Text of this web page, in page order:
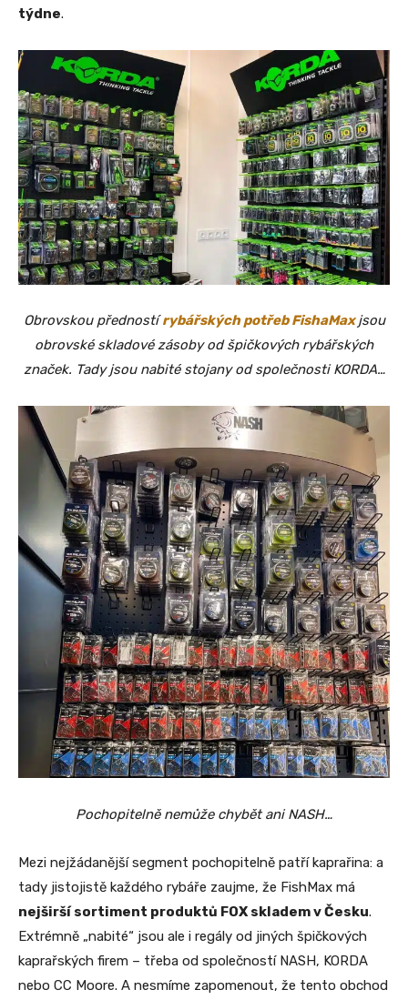
týdne.
Obrovskou přednostírybářských potřeb FishaMax jsou
obrovské skladové zásoby od špičkových rybářských
značek. Tady jsou nabité stojany od společnosti KORDA…
Pochopitelně nemůže chybět ani NASH…
Mezi nejžádanější segment pochopitelně patří kaprařina: a
tady jistojistě každého rybáře zaujme, že FishMax má
nejširší sortiment produktů FOX skladem v Česku.
Extrémně „nabité“ jsou ale i regály od jiných špičkových
kaprařských firem – třeba od společností NASH, KORDA
nebo CC Moore. A nesmíme zapomenout, že tento obchod